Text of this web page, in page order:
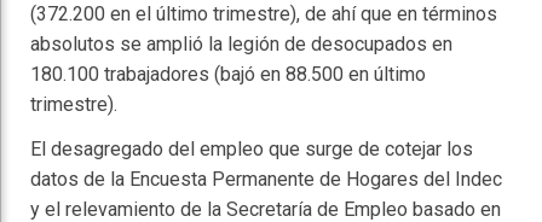
(372.200 en el último trimestre), de ahí que en términos
absolutos se amplió la legión de desocupados en
180.100 trabajadores (bajó en 88.500 en último
trimestre).
El desagregado del empleo que surge de cotejar los
datos de la Encuesta Permanente de Hogares del Indec
y el relevamiento de la Secretaría de Empleo basado en